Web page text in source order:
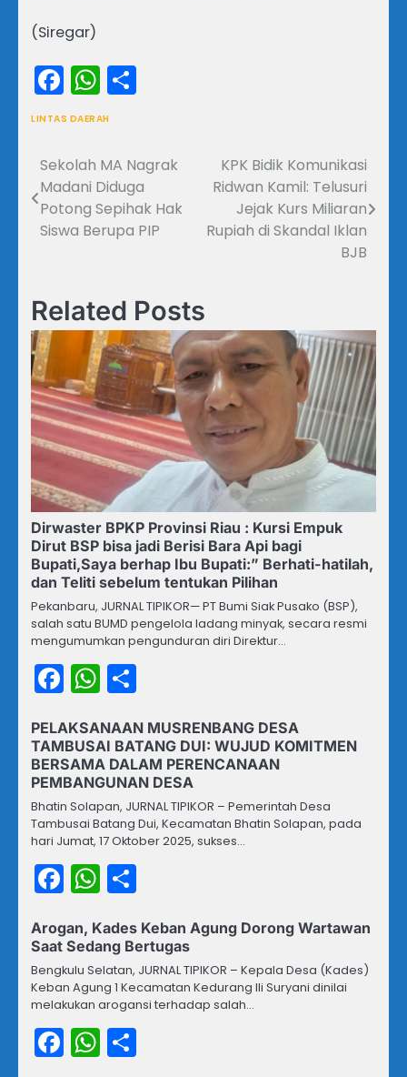
(Siregar)
Facebook
WhatsApp
LINTAS DAERAH
Navigasi
pos
Sekolah MA Nagrak
Madani Diduga
Potong Sepihak Hak
Siswa Berupa PIP
KPK Bidik Komunikasi
Ridwan Kamil: Telusuri
Jejak Kurs Miliaran
Rupiah di Skandal Iklan
BJB
Related Posts
Dirwaster BPKP Provinsi Riau : Kursi Empuk
Dirut BSP bisa jadi Berisi Bara Api bagi
Bupati,Saya berhap Ibu Bupati:” Berhati-hatilah,
dan Teliti sebelum tentukan Pilihan
Pekanbaru, JURNAL TIPIKOR— PT Bumi Siak Pusako (BSP),
salah satu BUMD pengelola ladang minyak, secara resmi
mengumumkan pengunduran diri Direktur…
Facebook
WhatsApp
PELAKSANAAN MUSRENBANG DESA
TAMBUSAI BATANG DUI: WUJUD KOMITMEN
BERSAMA DALAM PERENCANAAN
PEMBANGUNAN DESA
Bhatin Solapan, JURNAL TIPIKOR – Pemerintah Desa
Tambusai Batang Dui, Kecamatan Bhatin Solapan, pada
hari Jumat, 17 Oktober 2025, sukses…
Facebook
WhatsApp
Arogan, Kades Keban Agung Dorong Wartawan
Saat Sedang Bertugas
Bengkulu Selatan, JURNAL TIPIKOR – Kepala Desa (Kades)
Keban Agung 1 Kecamatan Kedurang Ili Suryani dinilai
melakukan arogansi terhadap salah…
Facebook
WhatsApp